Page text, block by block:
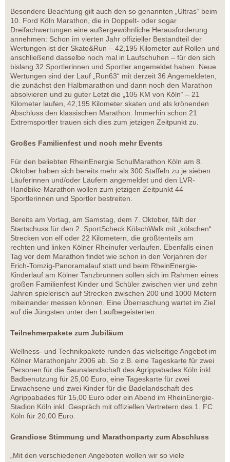
Besondere Beachtung gilt auch den so genannten „Ultras“ beim
10. Ford Köln Marathon, die in Doppelt- oder sogar
Dreifachwertungen eine außergewöhnliche Herausforderung
annehmen: Schon im vierten Jahr offizieller Bestandteil der
Wertungen ist der Skate&Run – 42,195 Kilometer auf Rollen und
anschließend dasselbe noch mal in Laufschuhen – für den sich
bislang 32 Sportlerinnen und Sportler angemeldet haben. Neue
Wertungen sind der Lauf „Run63“ mit derzeit 36 Angemeldeten,
die zunächst den Halbmarathon und dann noch den Marathon
absolvieren und zu guter Letzt die „105 KM von Köln“ – 21
Kilometer laufen, 42,195 Kilometer skaten und als krönenden
Abschluss den klassischen Marathon. Immerhin schon 21
Extremsportler trauen sich dies zum jetzigen Zeitpunkt zu.
Großes Familienfest und noch mehr Events
Für den beliebten RheinEnergie SchulMarathon Köln am 8.
Oktober haben sich bereits mehr als 300 Staffeln zu je sieben
Läuferinnen und/oder Läufern angemeldet und den LVR-
Handbike-Marathon wollen zum jetzigen Zeitpunkt 44
Sportlerinnen und Sportler bestreiten.
Bereits am Vortag, am Samstag, dem 7. Oktober, fällt der
Startschuss für den 2. SportScheck KölschWalk mit „kölschen“
Strecken von elf oder 22 Kilometern, die größtenteils am
rechten und linken Kölner Rheinufer verlaufen. Ebenfalls einen
Tag vor dem Marathon findet wie schon in den Vorjahren der
Erich-Tomzig-Panoramalauf statt und beim RheinEnergie-
Kinderlauf am Kölner Tanzbrunnen sollen sich im Rahmen eines
großen Familienfest Kinder und Schüler zwischen vier und zehn
Jahren spielerisch auf Strecken zwischen 200 und 1000 Metern
miteinander messen können. Eine Überraschung wartet im Ziel
auf die Jüngsten unter den Laufbegeisterten.
Teilnehmerpakete zum Jubiläum
Wellness- und Technikpakete runden das vielseitige Angebot im
Kölner Marathonjahr 2006 ab. So z.B. eine Tageskarte für zwei
Personen für die Saunalandschaft des Agrippabades Köln inkl.
Badbenutzung für 25,00 Euro, eine Tageskarte für zwei
Erwachsene und zwei Kinder für die Badelandschaft des
Agrippabades für 15,00 Euro oder ein Abend im RheinEnergie-
Stadion Köln inkl. Gespräch mit offiziellen Vertretern des 1. FC
Köln für 20,00 Euro.
Grandiose Stimmung und Marathonparty zum Abschluss
„Mit den verschiedenen Angeboten wollen wir so viele